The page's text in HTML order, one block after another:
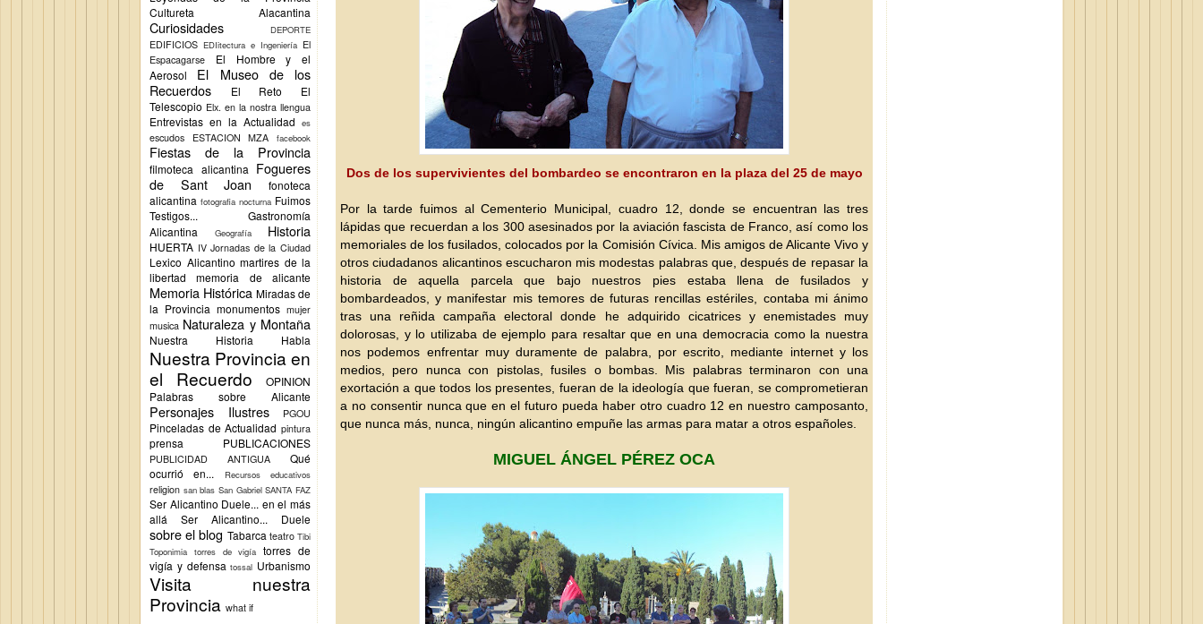
Cultureta Alacantina
Curiosidades DEPORTE
EDIFICIOS EDIitectura e Ingeniería El
Espacagarse
El Hombre y el
Aerosol
El Museo de los
Recuerdos
El Reto
El
Telescopio Elx. en la nostra llengua
Entrevistas en la Actualidad es
escudos ESTACION MZA facebook
Fiestas de la Provincia
filmoteca alicantina Fogueres
de Sant Joan
fonoteca
alicantina fotografia nocturna Fuimos
Testigos...
Gastronomía
Alicantina
Geografía Historia
HUERTA IV Jornadas de la Ciudad
Lexico Alicantino martires de la
libertad
memoria de alicante
Memoria Histórica Miradas de
la Provincia monumentos mujer
musica Naturaleza y Montaña
Nuestra Historia Habla
Nuestra Provincia en
el Recuerdo
OPINION
Palabras sobre Alicante
Personajes Ilustres PGOU
Pinceladas de Actualidad pintura
prensa PUBLICACIONES
PUBLICIDAD ANTIGUA
Qué
ocurrió en...
Recursos educativos
religion san blas San Gabriel SANTA FAZ
Ser Alicantino Duele... en el más
allá
Ser Alicantino... Duele
sobre el blog Tabarca teatro Tibi
Toponimia torres de vigía torres de
vigía y defensa tossal Urbanismo
Visita nuestra
Provincia what if
Dos de los supervivientes del bombardeo se encontraron en la plaza del 25 de mayo
Por la tarde fuimos al Cementerio Municipal, cuadro 12, donde se encuentran las tres
lápidas que recuerdan a los 300 asesinados por la aviación fascista de Franco, así como los
memoriales de los fusilados, colocados por la Comisión Cívica. Mis amigos de Alicante Vivo y
otros ciudadanos alicantinos escucharon mis modestas palabras que, después de repasar la
historia de aquella parcela que bajo nuestros pies estaba llena de fusilados y
bombardeados, y manifestar mis temores de futuras rencillas estériles, contaba mi ánimo
tras una reñida campaña electoral donde he adquirido cicatrices y enemistades muy
dolorosas, y lo utilizaba de ejemplo para resaltar que en una democracia como la nuestra
nos podemos enfrentar muy duramente de palabra, por escrito, mediante internet y los
medios, pero nunca con pistolas, fusiles o bombas. Mis palabras terminaron con una
exortación a que todos los presentes, fueran de la ideología que fueran, se comprometieran
a no consentir nunca que en el futuro pueda haber otro cuadro 12 en nuestro camposanto,
que nunca más, nunca, ningún alicantino empuñe las armas para matar a otros españoles.
MIGUEL ÁNGEL PÉREZ OCA